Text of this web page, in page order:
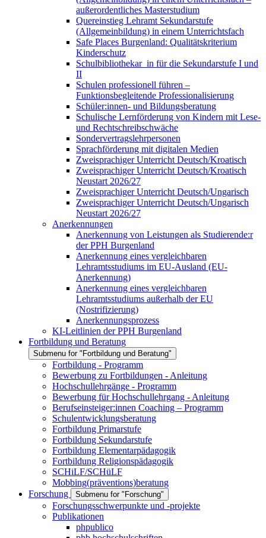
außerordentliches Masterstudium
Quereinstieg Lehramt Sekundarstufe
(Allgemeinbildung) in einem Unterrichtsfach
Safe Places Burgenland: Qualitätskriterium
Kinderschutz
Schulbibliothekar_in für die Sekundarstufe I und
II
Schulen professionell führen –
Funktionsbegleitende Professionalisierung
Schüler:innen- und Bildungsberatung
Schulische Lernförderung von Kindern mit Lese-
und Rechtschreibschwäche
Sondervertragslehrpersonen
Sprachförderung mit digitalen Medien
Zweisprachiger Unterricht Deutsch/Kroatisch
Zweisprachiger Unterricht Deutsch/Kroatisch
Neustart 2026/27
Zweisprachiger Unterricht Deutsch/Ungarisch
Zweisprachiger Unterricht Deutsch/Ungarisch
Neustart 2026/27
Anerkennungen
Anerkennung von Leistungen als Studierende:r
der PPH Burgenland
Anerkennung eines vergleichbaren
Lehramtsstudiums im EU-Ausland (EU-
Anerkennung)
Anerkennung eines vergleichbaren
Lehramtsstudiums außerhalb der EU
(Nostrifizierung)
Anerkennungsprozess
KI-Leitlinien der PPH Burgenland
Fortbildung und Beratung
Submenu for "Fortbildung und Beratung"
Fortbildung - Programm
Bewerbung zu Fortbildungen - Anleitung
Hochschullehrgänge - Programm
Bewerbung für Hochschullehrgang - Anleitung
Berufseinsteiger:innen Coaching – Programm
Schulentwicklungsberatung
Fortbildung Primarstufe
Fortbildung Sekundarstufe
Fortbildung Elementarpädagogik
Fortbildung Religionspädagogik
SCHiLF/SCHüLF
Mobbing(präventions)beratung
Forschung
Submenu for "Forschung"
Forschungsschwerpunkte und -projekte
Publikationen
phpublico